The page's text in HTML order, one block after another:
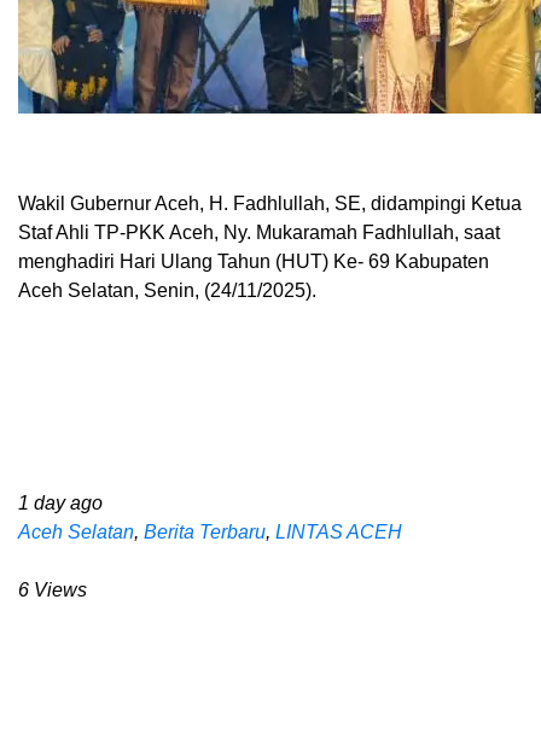
Wakil Gubernur Aceh, H. Fadhlullah, SE, didampingi Ketua
Staf Ahli TP-PKK Aceh, Ny. Mukaramah Fadhlullah, saat
menghadiri Hari Ulang Tahun (HUT) Ke- 69 Kabupaten
Aceh Selatan, Senin, (24/11/2025).
1 day ago
Aceh Selatan, Berita Terbaru, LINTAS ACEH
6 Views